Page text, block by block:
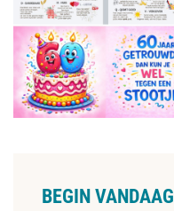
BEGIN VANDAAG